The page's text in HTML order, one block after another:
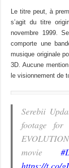
Le titre peut, à
s’agit du titre
novembre 1999.
comporte une
musique originale
3D. Aucune
le visionnement de
Serebii
footage for
movie
https://t.co/